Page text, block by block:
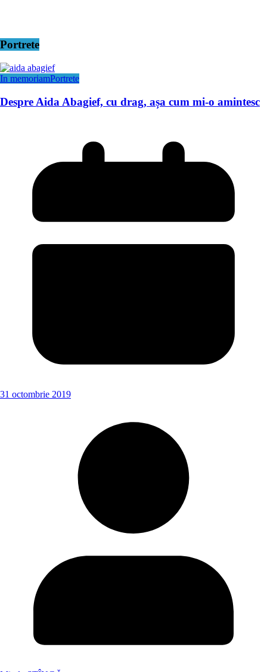
Portrete
In memoriamPortrete
Despre Aida Abagief, cu drag, așa cum mi-o amintesc
31 octombrie 2019